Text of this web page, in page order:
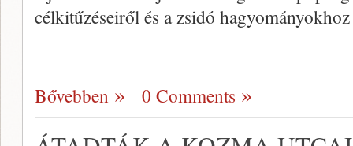
célkitűzéseiről és a zsidó
Bővebben 0 Comments